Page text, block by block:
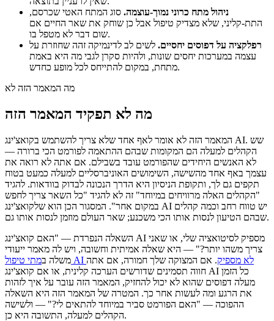
ניהול מתח כרוני נמוך-עוצמה. סוג המתח האטי שכרסם,
התת-קליני, שלא מצדיק טיפול אבל כן שוחק את שאר החיים אם
שום דבר לא מטפל בו.
רפלקציה על דפוסים יחסיים. לשים לב לדינמיקה זהה שחוזרת על
עצמה במערכות יחסים שונות, ולהיות סקרן לגבי מה היא באמת
מתחת, במקום להתייחס לכל מופע כחדש.
מה המאמר הזה לא
מה לא תפקיד המאמר הזה
המאמר הזה לא אומר לאף אחד שלא צריך להשתמש בקואצ'ינג AI. שש
הקהלים למעלה הם המקומות שבהם ההתאמה לפורמט הכי ברורה —
לא האנשים היחידים שהפורמט עובד בשבילם. אם אתה לא רואה את
עצמך באף אחד מהשישה, השימושים האוניברסליים למעלה כמעט בטוח
תקפים גם לך, ותקופת הניסיון היא הדרך הנכונה לבדוק בוודאות. להגיד
"הקהלים האלה מרוויחים במיוחד" זה לא להגיד "כל השאר צריך לחפש
במקום אחר". המסגור הכן הוא שלקואצ'ינג AI יש טווח רחב וכמה קהלים
שבהם הטיעון לנסות אותו הכי משכנע; שאר העולם מוזמן לנסות אותו גם.
השאלה הנפרדת — "האם קואצ'ינג AI מספיק לסיטואציה שלי, או שאני
צריך משהו יותר?" — היא שאלה אמיתית וחשובה, ויש לה מאמר ייעודי
משלה ב
מתי טיפול AI לא מספיק. אם המצוקה שלך חמורה, אם אתה
חווה תסמינים שדורשים הערכה קלינית, או אם קואצ'ינג AI כל הזמן
מעלה דפוסים שהוא לא יכול להחזיק, המאמר הזה עובר על איך לזהות
את הרגע ומה לעשות אחר כך. המטרה של המאמר הזה היא השאלה
ההפוכה — "האם הפורמט סביר במיוחד להתאים לי?" — ולשישה
הקהלים למעלה, התשובה היא כן.